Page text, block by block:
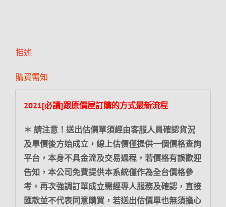
描述
購買需知
2021[必讀]跟原價屋訂購的方式最新流程
＊ 請注意！送出估價單須經由客服人員確認貨況
及單價後方始成立，線上估價僅提供一個價格查詢
平台，本身不具金流及交易過程，若價格有誤歡迎
告知，本公司免費提供本系統僅作為全台價格參
考。再次強調訂單成立需經專人服務及確認，直接
匯款並不代表同意購買，若送出估價單也無須擔心